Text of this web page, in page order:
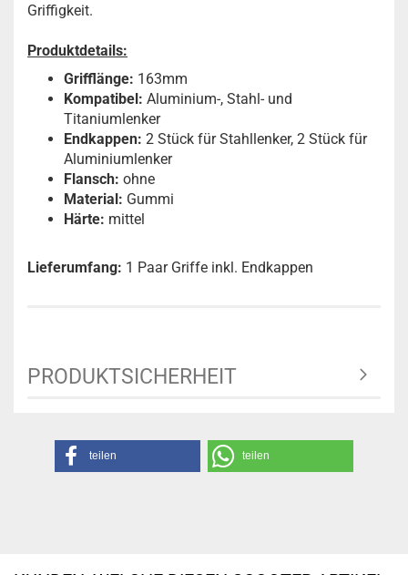
Griffigkeit.
Produktdetails:
Grifflänge: 163mm
Kompatibel: Aluminium-, Stahl- und
Titaniumlenker
Endkappen: 2 Stück für Stahllenker, 2 Stück für
Aluminiumlenker
Flansch: ohne
Material: Gummi
Härte: mittel
Lieferumfang: 1 Paar Griffe inkl. Endkappen
PRODUKTSICHERHEIT
teilen teilen